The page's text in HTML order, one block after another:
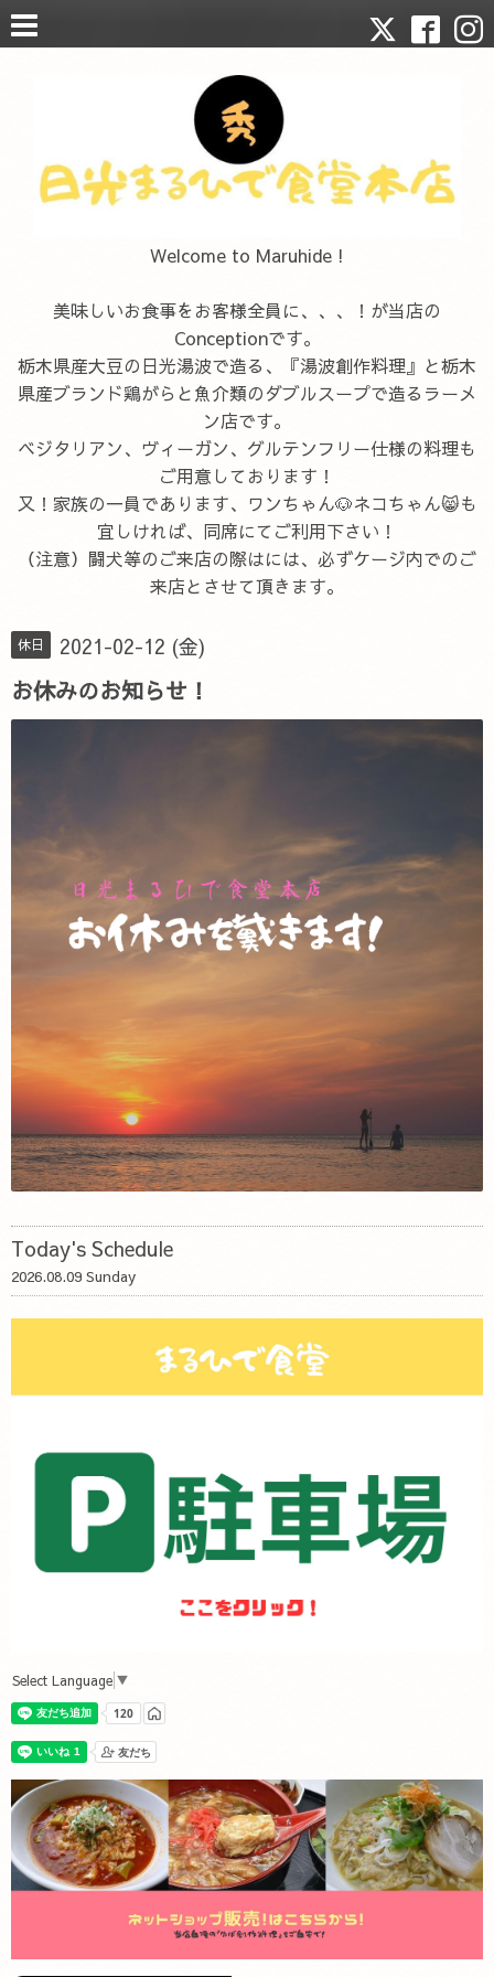
Welcome to Maruhide !
美味しいお食事をお客様全員に、、、！が当店の
Conceptionです。
栃木県産大豆の日光湯波で造る、『湯波創作料理』と栃木
県産ブランド鶏がらと魚介類のダブルスープで造るラーメ
ン店です。
ベジタリアン、ヴィーガン、グルテンフリー仕様の料理も
ご用意しております！
又！家族の一員であります、ワンちゃん🐶ネコちゃん😸も
宜しければ、同席にてご利用下さい！
（注意）闘犬等のご来店の際はには、必ずケージ内でのご
来店とさせて頂きます。
休日 2021-02-12 (金)
お休みのお知らせ！
Today's Schedule
2026.08.09 Sunday
Select Language ▼